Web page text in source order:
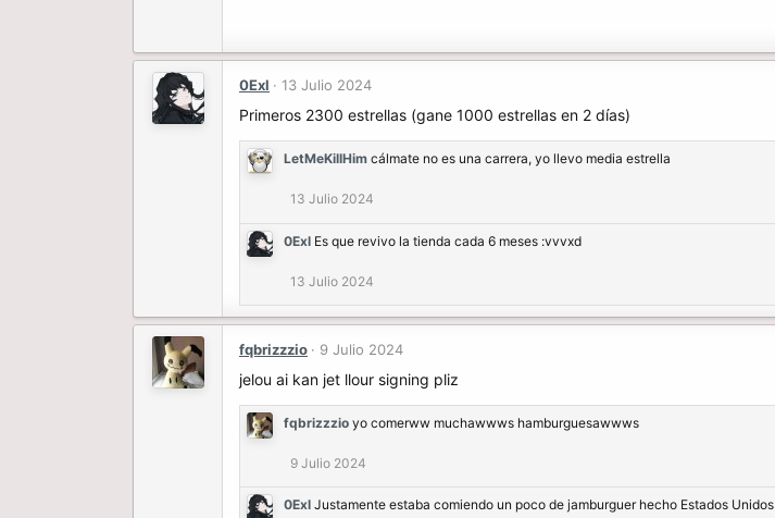
0Exl 13 Julio 2024
Primeros 2300 estrellas (gane 1000 estrellas en 2 días)
LetMeKillHim cálmate no es una carrera, yo llevo media estrella
13 Julio 2024
0Exl Es que revivo la tienda cada 6 meses :vvvxd
13 Julio 2024
fqbrizzzio 9 Julio 2024
jelou ai kan jet llour signing pliz
fqbrizzzio yo comerww muchawwws hamburguesawwws
9 Julio 2024
0Exl Justamente estaba comiendo un poco de jamburguer hecho Estados Unidos